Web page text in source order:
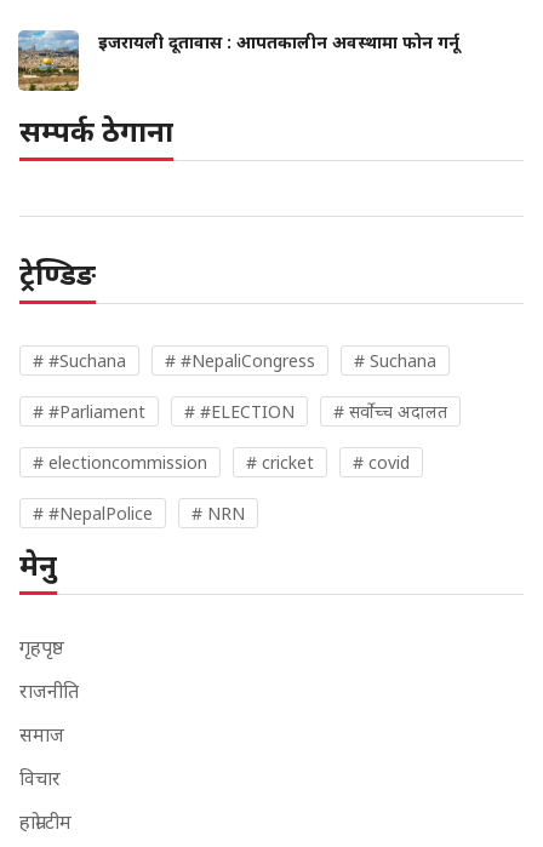
इजरायली दूतावास : आपतकालीन अवस्थामा फोन गर्नू
सम्पर्क ठेगाना
ट्रेण्डिङ
# #Suchana # #NepaliCongress # Suchana
# #Parliament # #ELECTION # सर्वोच्च अदालत
# electioncommission # cricket # covid
# #NepalPolice # NRN
मेनु
गृहपृष्ठ
राजनीति
समाज
विचार
हाम्रो टीम